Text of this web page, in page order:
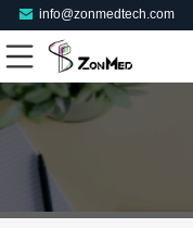
info@zonmedtech.com